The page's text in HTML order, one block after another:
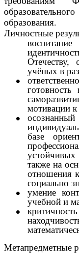
образования.
Личностные
Отечеству,
учёных в
мотивации
базе
также на
отношения
социально
умение
учебной и
Метапредметные